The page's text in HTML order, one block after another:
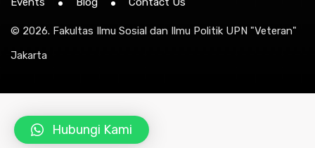
© 2026. Fakultas Ilmu Sosial dan Ilmu Politik UPN "Veteran"
Jakarta
Hubungi Kami